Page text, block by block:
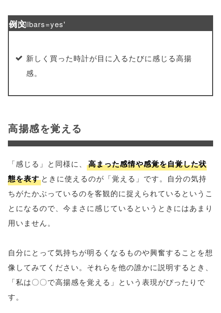
scrollbars=yes'
false;"> シェア
例文
新しく買った時計が目に入るたびに感じる高揚
感。
高揚感を覚える
「感じる」と同様に、
高まった感情や感覚を自覚した状
態を表す ときに使えるのが「覚える」です。自分の気持
ちがたかぶっているのを客観的に捉えられているというこ
とになるので、今まさに感じているというときにはあまり
用いません。
自分にとって気持ちが明るくなるものや興奮することを想
像してみてください。それらを他の誰かに説明するとき、
「私は〇〇で高揚感を覚える」という表現がぴったりで
す。